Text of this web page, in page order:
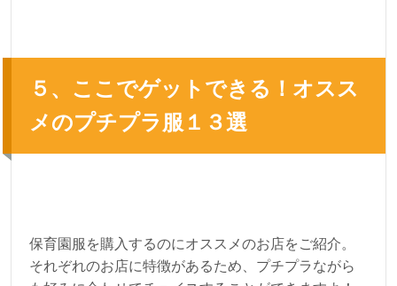
５、ここでゲットできる！オスス
メのプチプラ服１３選
保育園服を購入するのにオススメのお店をご紹介。
それぞれのお店に特徴があるため、プチプラながら